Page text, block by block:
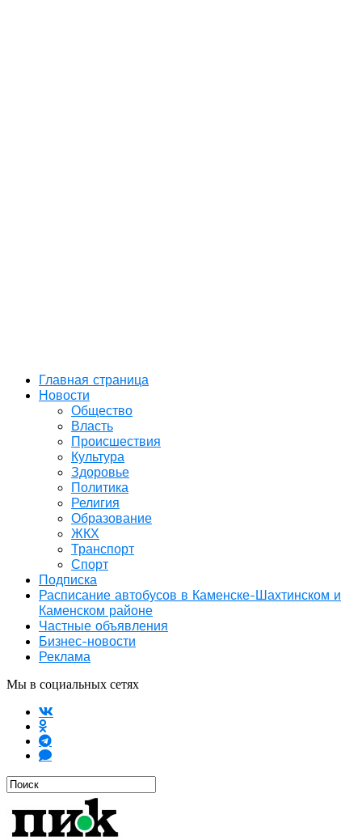
Главная страница
Новости
Общество
Власть
Происшествия
Культура
Здоровье
Политика
Религия
Образование
ЖКХ
Транспорт
Спорт
Подписка
Расписание автобусов в Каменске-Шахтинском и
Каменском районе
Частные объявления
Бизнес-новости
Реклама
Мы в социальных сетях